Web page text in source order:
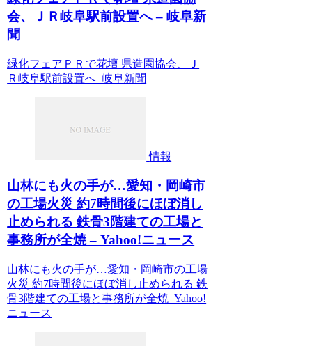
会、ＪＲ岐阜駅前設置へ – 岐阜新
聞
緑化フェアＰＲで花壇 県造園協会、Ｊ
Ｒ岐阜駅前設置へ 岐阜新聞
情報
山林にも火の手が…愛知・岡崎市
の工場火災 約7時間後にほぼ消し
止められる 鉄骨3階建ての工場と
事務所が全焼 – Yahoo!ニュース
山林にも火の手が…愛知・岡崎市の工場
火災 約7時間後にほぼ消し止められる 鉄
骨3階建ての工場と事務所が全焼 Yahoo!
ニュース